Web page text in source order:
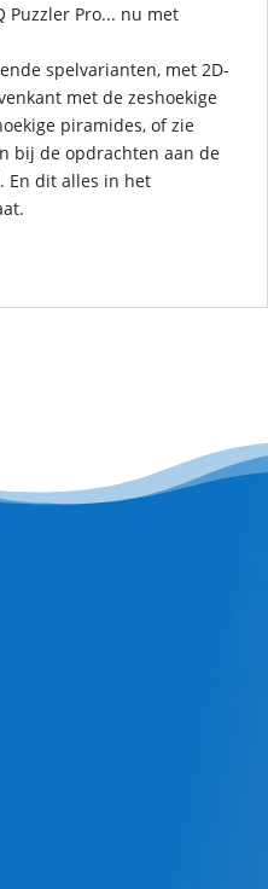
Puzzler Pro... nu met
spelvarianten, met 2D-
met de zeshoekige
piramides, of zie
bij de opdrachten aan de
En dit alles in het